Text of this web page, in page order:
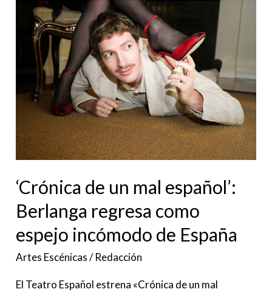
‘Crónica de un mal español’:
Berlanga regresa como
espejo incómodo de España
Artes Escénicas/Redacción
El Teatro Español estrena «Crónica de un mal
‘Crónica
español’:
Berlanga
regresa
como
espejo
incómodo
de
España